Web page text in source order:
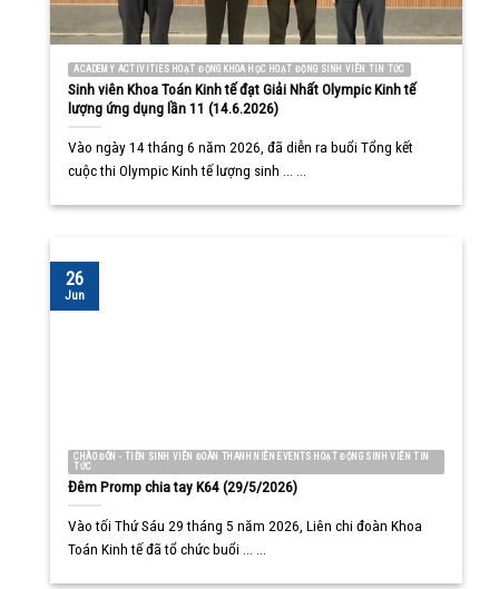
ACADEMY ACTIVITIES HOẠT ĐỘNG KHOA HỌC HOẠT ĐỘNG SINH VIÊN TIN TỨC
Sinh viên Khoa Toán Kinh tế đạt Giải Nhất Olympic Kinh tế
lượng ứng dụng lần 11 (14.6.2026)
Vào ngày 14 tháng 6 năm 2026, đã diễn ra buổi Tổng kết
cuộc thi Olympic Kinh tế lượng sinh ... ...
CHÀO ĐÓN - TIỄN SINH VIÊN ĐOÀN THANH NIÊN EVENTS HOẠT ĐỘNG SINH VIÊN TIN
TỨC
Đêm Promp chia tay K64 (29/5/2026)
Vào tối Thứ Sáu 29 tháng 5 năm 2026, Liên chi đoàn Khoa
Toán Kinh tế đã tổ chức buổi ... ...
26
Jun